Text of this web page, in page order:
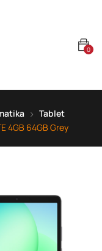
0
Tablet
4GB 64GB Grey